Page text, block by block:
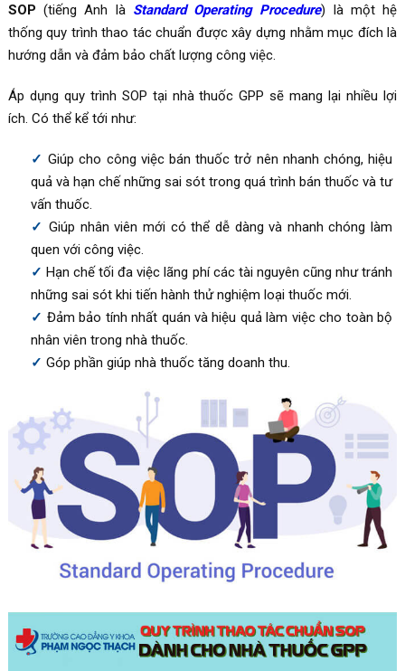
SOP (tiếng Anh là Standard Operating Procedure) là một hệ
thống quy trình thao tác chuẩn được xây dựng nhằm mục đích là
hướng dẫn và đảm bảo chất lượng công việc.
Áp dụng quy trình SOP tại nhà thuốc GPP sẽ mang lại nhiều lợi
ích. Có thể kể tới như:
Giúp cho công việc bán thuốc trở nên nhanh chóng, hiệu
quả và hạn chế những sai sót trong quá trình bán thuốc và tư
vấn thuốc.
Giúp nhân viên mới có thể dễ dàng và nhanh chóng làm
quen với công việc.
Hạn chế tối đa việc lãng phí các tài nguyên cũng như tránh
những sai sót khi tiến hành thử nghiệm loại thuốc mới.
Đảm bảo tính nhất quán và hiệu quả làm việc cho toàn bộ
nhân viên trong nhà thuốc.
Góp phần giúp nhà thuốc tăng doanh thu.